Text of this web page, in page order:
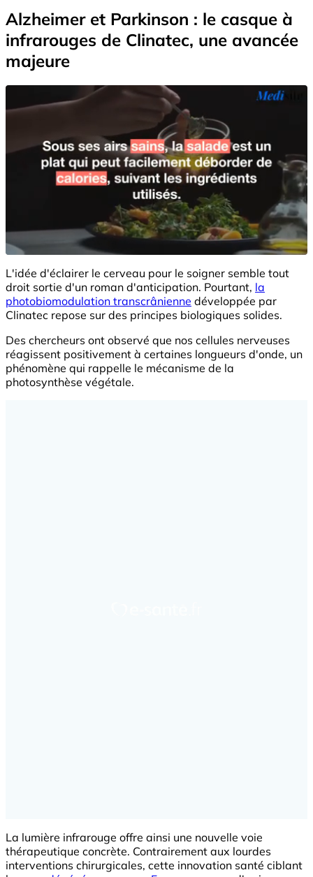
Alzheimer et Parkinson : le casque à
infrarouges de Clinatec, une avancée
majeure
L'idée d'éclairer le cerveau pour le soigner semble tout
droit sortie d'un roman d'anticipation. Pourtant, la
photobiomodulation transcrânienne développée par
Clinatec repose sur des principes biologiques solides.
Des chercheurs ont observé que nos cellules nerveuses
réagissent positivement à certaines longueurs d'onde, un
phénomène qui rappelle le mécanisme de la
photosynthèse végétale.
La lumière infrarouge offre ainsi une nouvelle voie
thérapeutique concrète. Contrairement aux lourdes
interventions chirurgicales, cette innovation santé ciblant